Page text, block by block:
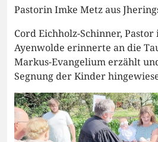
Pastorin Imke Metz aus
Cord Eichholz-Schinner, Pastor
Ayenwolde erinnerte an die
Markus-Evangelium erzählt
Segnung der Kinder